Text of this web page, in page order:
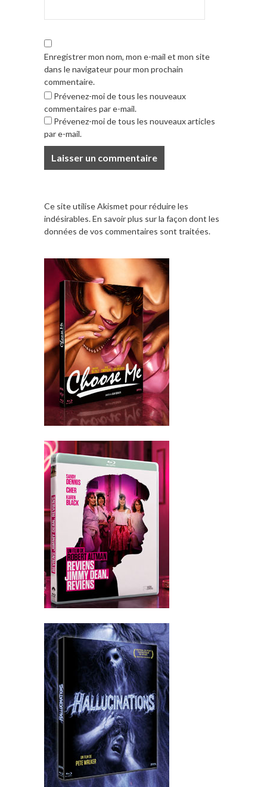
Enregistrer mon nom, mon e-mail et mon site
dans le navigateur pour mon prochain
commentaire.
Prévenez-moi de tous les nouveaux
commentaires par e-mail.
Prévenez-moi de tous les nouveaux articles
par e-mail.
Ce site utilise Akismet pour réduire les
indésirables.En savoir plus sur la façon dont les
données de vos commentaires sont traitées.